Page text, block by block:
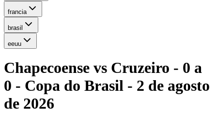
francia
brasil
eeuu
Chapecoense vs Cruzeiro - 0 a
0 - Copa do Brasil - 2 de agosto
de 2026